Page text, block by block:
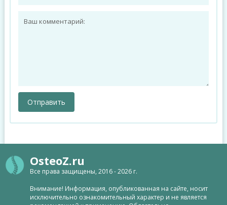
OsteoZ.ru
Все права защищены, 2016 - 2026 г.
Внимание! Информация, опубликованная на сайте, носит
исключительно ознакомительный характер и не является